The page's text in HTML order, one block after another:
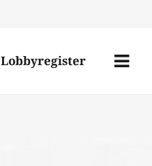
Lobbyregister
Menü